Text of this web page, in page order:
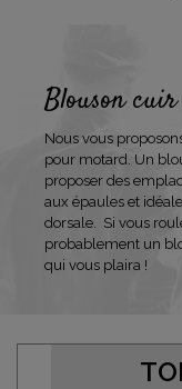
Blouson
Nous vous
pour motard. Un
proposer des
aux épaules et
dorsale. Si vous
probablement un
qui vous plaira !